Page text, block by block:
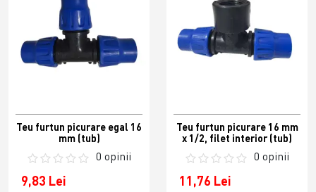
Teu furtun picurare egal 16
mm (tub)
0 opinii
9,83 Lei
Teu furtun picurare 16 mm
x 1/2, filet interior (tub)
0 opinii
11,76 Lei